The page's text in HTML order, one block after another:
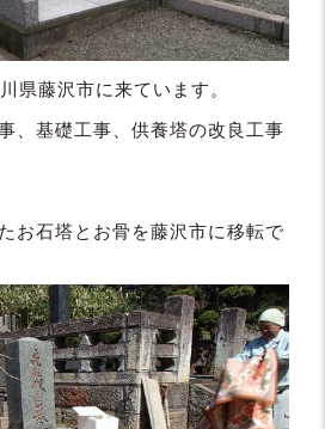
県藤沢市に来ています。
、基礎工事、供養塔の改良工事
お石塔とお骨を藤沢市に移転で